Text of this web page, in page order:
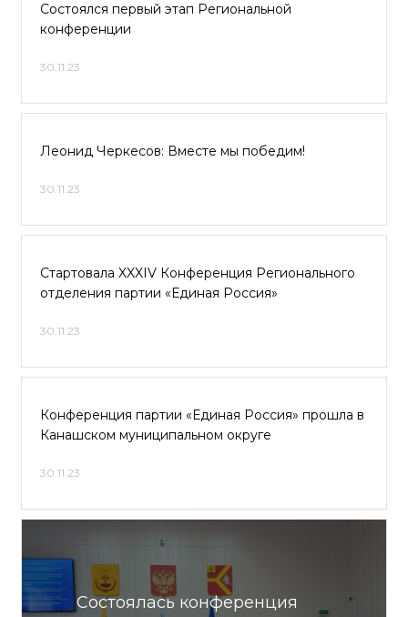
Состоялся первый этап Региональной
конференции
30.11.23
Леонид Черкесов: Вместе мы победим!
30.11.23
Стартовала XXXIV Конференция Регионального
отделения партии «Единая Россия»
30.11.23
Конференция партии «Единая Россия» прошла в
Канашском муниципальном округе
30.11.23
Состоялась конференция